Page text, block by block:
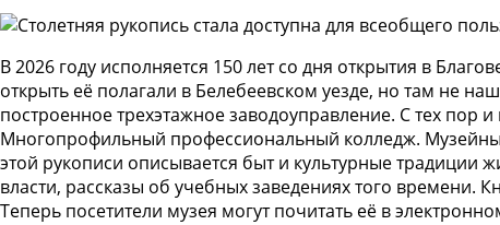
В 2026 году исполняется 150 лет со дня открытия в
открыть её полагали в Белебеевском уезде, но там не
построенное трехэтажное заводоуправление. С тех пор
Многопрофильный профессиональный колледж.
этой рукописи описывается быт и культурные
власти, рассказы об учебных заведениях того
Теперь посетители музея могут почитать её в